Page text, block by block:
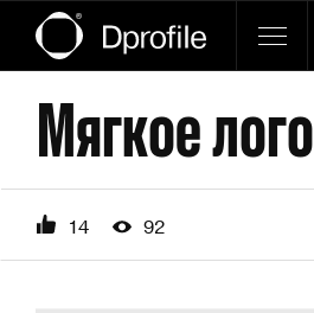
Мягкое лого
14 92